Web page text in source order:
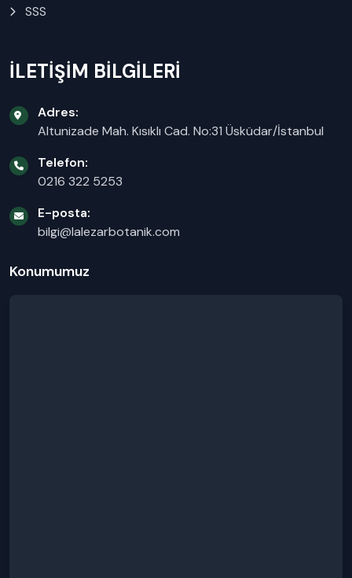
SSS
İLETİŞİM BİLGİLERİ
Adres:
Altunizade Mah. Kısıklı Cad. No:31 Üsküdar/İstanbul
Telefon:
0216 322 5253
E-posta:
bilgi@lalezarbotanik.com
Konumumuz